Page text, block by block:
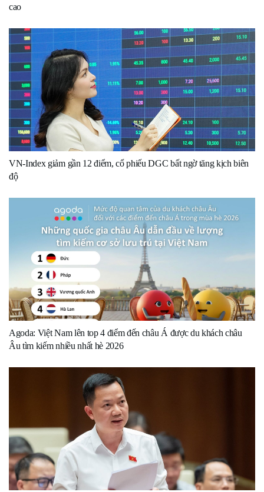
cao
VN-Index giảm gần 12 điểm, cổ phiếu DGC bất ngờ tăng kịch biên
độ
Agoda: Việt Nam lên top 4 điểm đến châu Á được du khách châu
Âu tìm kiếm nhiều nhất hè 2026